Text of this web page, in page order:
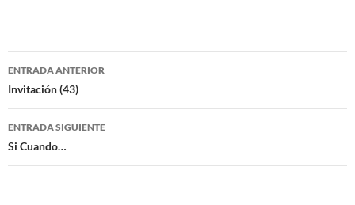
o
o
e
r
Navegación
de
entradas
ENTRADA ANTERIOR
Invitación (43)
ENTRADA SIGUIENTE
Si Cuando…